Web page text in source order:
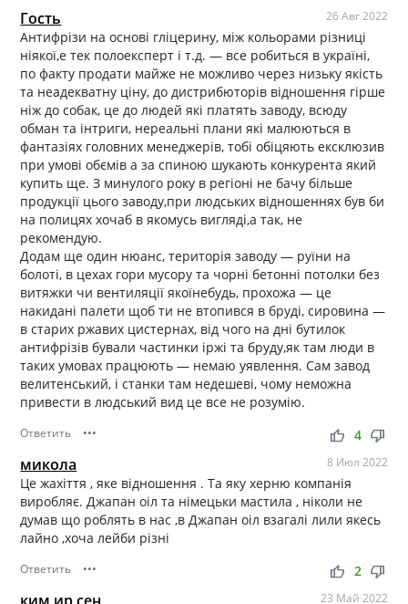
Гость 26 Авг 2022
Антифрізи на основі гліцерину, між кольорами різниці
ніякої,е тек полоексперт і т.д. — все робиться в україні,
по факту продати майже не можливо через низьку якість
та неадекватну ціну, до дистрибюторів відношення гірше
ніж до собак, це до людей які платять заводу, всюду
обман та інтриги, нереальні плани які малюються в
фантазіях головних менеджерів, тобі обіцяють ексклюзив
при умові обємів а за спиною шукають конкурента який
купить ще. З минулого року в регіоні не бачу більше
продукції цього заводу,при людських відношеннях був би
на полицях хочаб в якомусь вигляді,а так, не
рекомендую.
Додам ще один нюанс, територія заводу — руїни на
болоті, в цехах гори мусору та чорні бетонні потолки без
витяжки чи вентиляції якоїнебудь, прохожа — це
накидані палети щоб ти не втопився в бруді, сировина —
в старих ржавих цистернах, від чого на дні бутилок
антифрізів бували частинки іржі та бруду,як там люди в
таких умовах працюють — немаю уявлення. Сам завод
велитенський, і станки там недешеві, чому неможна
привести в людський вид це все не розумію.
Ответить ••• thumb_up thumb_down
4
микола 8 Июл 2022
Це жахіття , яке відношення . Та яку херню компанія
виробляє. Джапан оіл та німецьки мастила , ніколи не
думав що роблять в нас ,в Джапан оіл взагалі лили якесь
лайно ,хоча лейби різні
Ответить ••• thumb_up thumb_down
2
23 Май 2022